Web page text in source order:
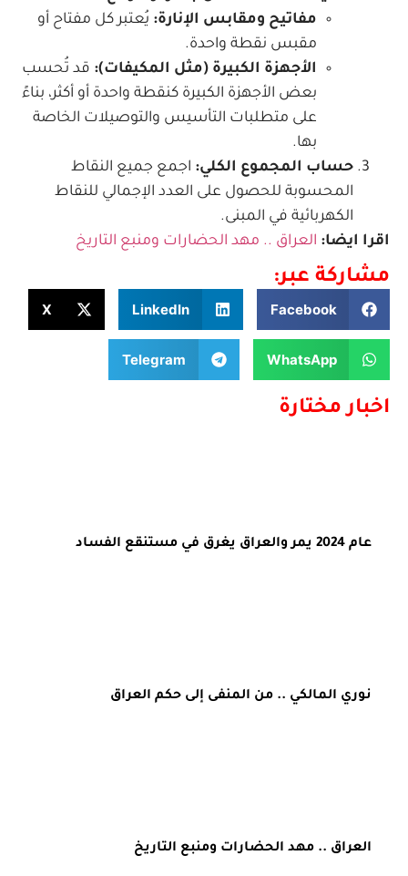
مفاتيح ومقابس الإنارة: يُعتبر كل مفتاح أو
مقبس نقطة واحدة.
الأجهزة الكبيرة (مثل المكيفات): قد تُحسب
بعض الأجهزة الكبيرة كنقطة واحدة أو أكثر، بناءً
على متطلبات التأسيس والتوصيلات الخاصة
بها.
حساب المجموع الكلي: اجمع جميع النقاط
المحسوبة للحصول على العدد الإجمالي للنقاط
الكهربائية في المبنى.
اقرا ايضا: العراق .. مهد الحضارات ومنبع التاريخ
مشاركة عبر:
Facebook
LinkedIn
X
WhatsApp
Telegram
اخبار مختارة
عام 2024 يمر والعراق يغرق في مستنقع الفساد
نوري المالكي .. من المنفى إلى حكم العراق
العراق .. مهد الحضارات ومنبع التاريخ